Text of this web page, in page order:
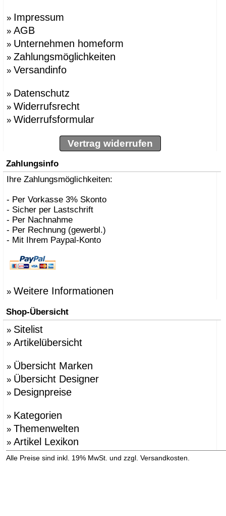
» Impressum
» AGB
» Unternehmen homeform
» Zahlungsmöglichkeiten
» Versandinfo
» Datenschutz
» Widerrufsrecht
» Widerrufsformular
Vertrag widerrufen
Zahlungsinfo
Ihre Zahlungsmöglichkeiten:
- Per Vorkasse 3% Skonto
- Sicher per Lastschrift
- Per Nachnahme
- Per Rechnung (gewerbl.)
- Mit Ihrem Paypal-Konto
» Weitere Informationen
Shop-Übersicht
» Sitelist
» Artikelübersicht
» Übersicht Marken
» Übersicht Designer
» Designpreise
» Kategorien
» Themenwelten
» Artikel Lexikon
Alle Preise sind inkl. 19% MwSt. und zzgl. Versandkosten.